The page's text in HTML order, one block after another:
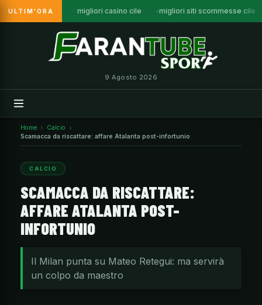
ULTIM'ORA migliori casino cile migliori siti scommesse cile
9 Agosto 2026
Home
Calcio
Scamacca da riscattare: affare Atalanta post-infortunio
CALCIO
SCAMACCA DA RISCATTARE:
AFFARE ATALANTA POST-
INFORTUNIO
Il Milan punta su Mateo Retegui: ma servirà
un colpo da maestro